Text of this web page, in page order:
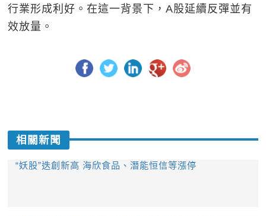
行業形成利好。在這一背景下，A股延續反彈並有
效放量。
相關新聞
“妖股”迭創新高 海欣食品、潛能恒信等漲停